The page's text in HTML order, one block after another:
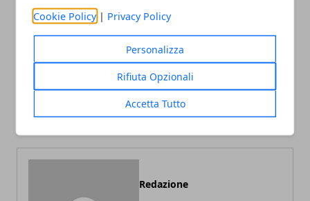
Cookie Policy | Privacy Policy
Personalizza
Rifiuta Opzionali
Accetta Tutto
Articolo Precedente
massa?
Articolo Successivo
sfruttando la tecnologia
Redazione